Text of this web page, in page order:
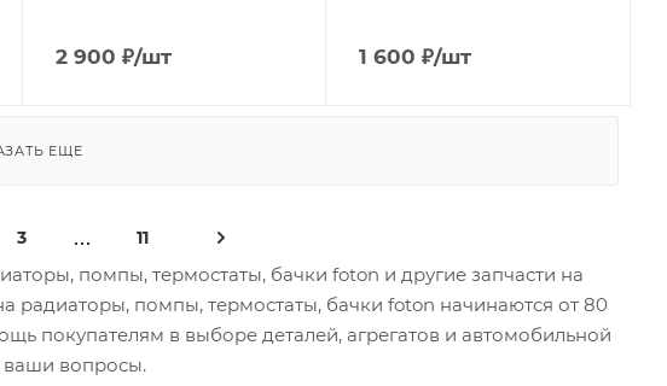
2 900 ₽/шт 1 600 ₽/шт
ЕЩЕ
3 11
помпы, термостаты, бачки foton и другие запчасти на
радиаторы, помпы, термостаты, бачки foton начинаются от 80
покупателям в выборе деталей, агрегатов и автомобильной
ваши вопросы.